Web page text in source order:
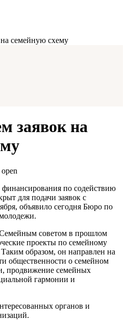
семейную схему
заявок на
по содействию
для подачи заявок с
объявило сегодня Бюро по
советом в прошлом
проекты по семейному
образом, он направлен на
общественности о семейном
продвижение семейных
гармонии и
органов и